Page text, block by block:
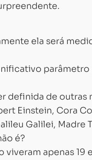
ela será
definida de outras
Einstein, Cora
Galilei, Madre
é?
apenas 19